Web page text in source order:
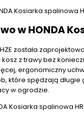
w HONDA
została
z trawy bez
ergonomiczny
które spędzają
w ogrodzie.